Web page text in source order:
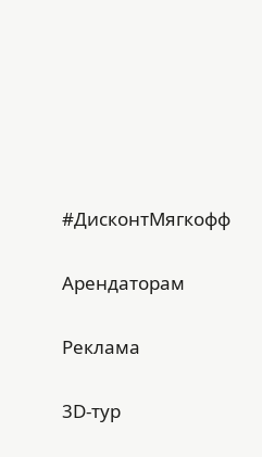
#ДисконтМягкофф
Арендаторам
Реклама
3D-тур